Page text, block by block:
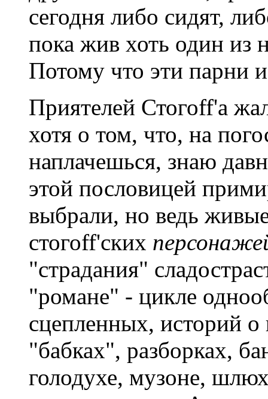
сегодня либо сидят,
пока жив хоть один из
Потому что эти парни
Приятелей Стогоff'а
хотя о том, что, на
наплачешься, знаю
этой пословицей
выбрали, но ведь
стогоff'ских
"страдания"
"романе" - цикле
сцепленных, историй о
"бабках", разборках,
голодухе, музоне,